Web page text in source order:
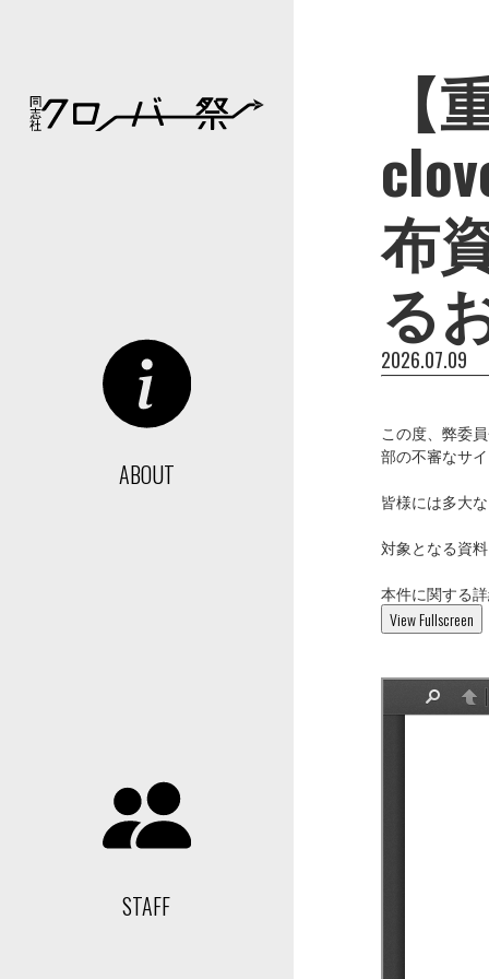
布
る
2026.07.09
この度、弊委
部の不審なサ
皆様には多大
対象となる資
本件に関する
View Fullscreen
ABOUT
STAFF